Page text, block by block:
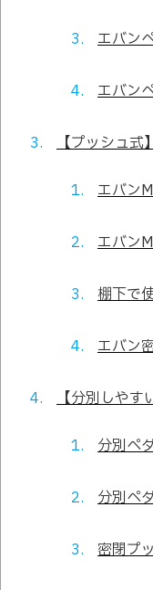
エバン
エバン
【プッシュ式
エバン
エバン
棚下で
エバン
【分別しやす
分別ペ
分別ペ
密閉プ